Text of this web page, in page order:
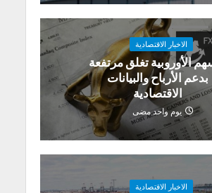
الاخبار الاقتصادية
الأوروبية تغلق مرتفعة
بدعم الأرباح والبيانات
الاقتصادية
يوم واحد مضى
الاخبار الاقتصادية